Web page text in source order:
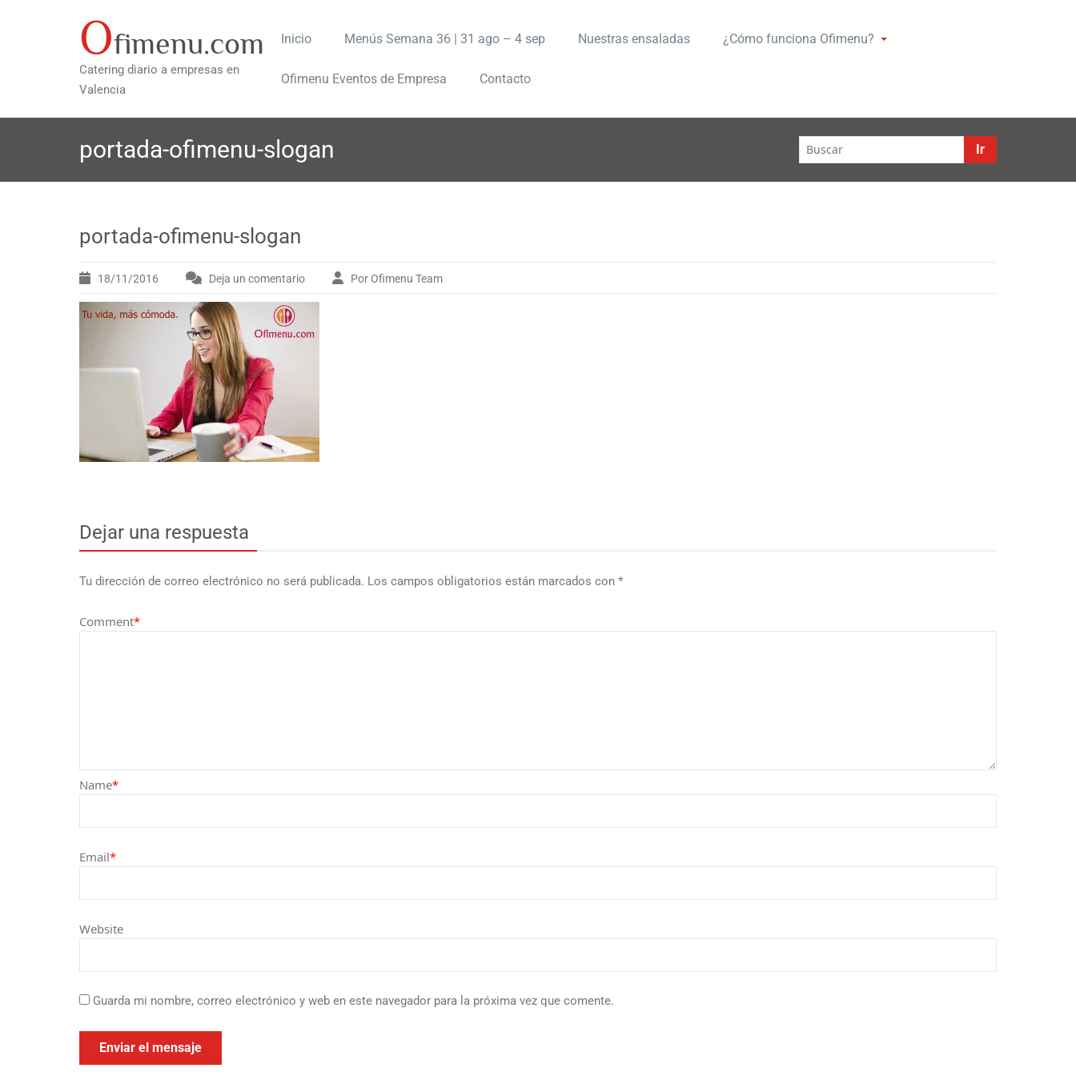
Ofimenu.com
Catering diario a empresas en
Valencia
Inicio Menús Semana 36 | 31 ago – 4 sep Nuestras ensaladas ¿Cómo funciona Ofimenu?
Ofimenu Eventos de Empresa Contacto
portada-ofimenu-slogan Ir
portada-ofimenu-slogan
18/11/2016 Deja un comentario Por Ofimenu Team
Dejar una respuesta
Tu dirección de correo electrónico no será publicada. Los campos obligatorios están marcados con *
Comment*
Name*
Email*
Website
Guarda mi nombre, correo electrónico y web en este navegador para la próxima vez que comente.